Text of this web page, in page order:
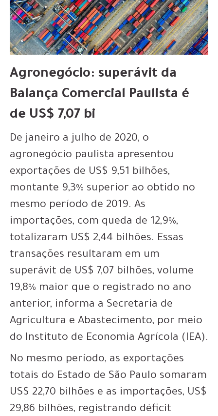
Agronegócio: superávit da
Balança Comercial Paulista é
de US$ 7,07 bi
De janeiro a julho de 2020, o
agronegócio paulista apresentou
exportações de US$ 9,51 bilhões,
montante 9,3% superior ao obtido no
mesmo período de 2019. As
importações, com queda de 12,9%,
totalizaram US$ 2,44 bilhões. Essas
transações resultaram em um
superávit de US$ 7,07 bilhões, volume
19,8% maior que o registrado no ano
anterior, informa a Secretaria de
Agricultura e Abastecimento, por meio
do Instituto de Economia Agrícola (IEA).
No mesmo período, as exportações
totais do Estado de São Paulo somaram
US$ 22,70 bilhões e as importações, US$
29,86 bilhões, registrando déficit